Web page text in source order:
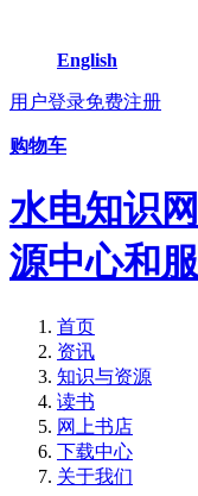
English
用户登录免费注册
购物车
水电知识
源中心和
首页
资讯
知识与资源
读书
网上书店
下载中心
关于我们